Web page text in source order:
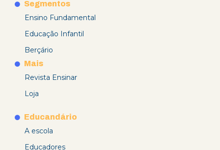
Segmentos
Ensino Fundamental
Educação Infantil
Berçário
Mais
Revista Ensinar
Loja
Educandário
A escola
Educadores